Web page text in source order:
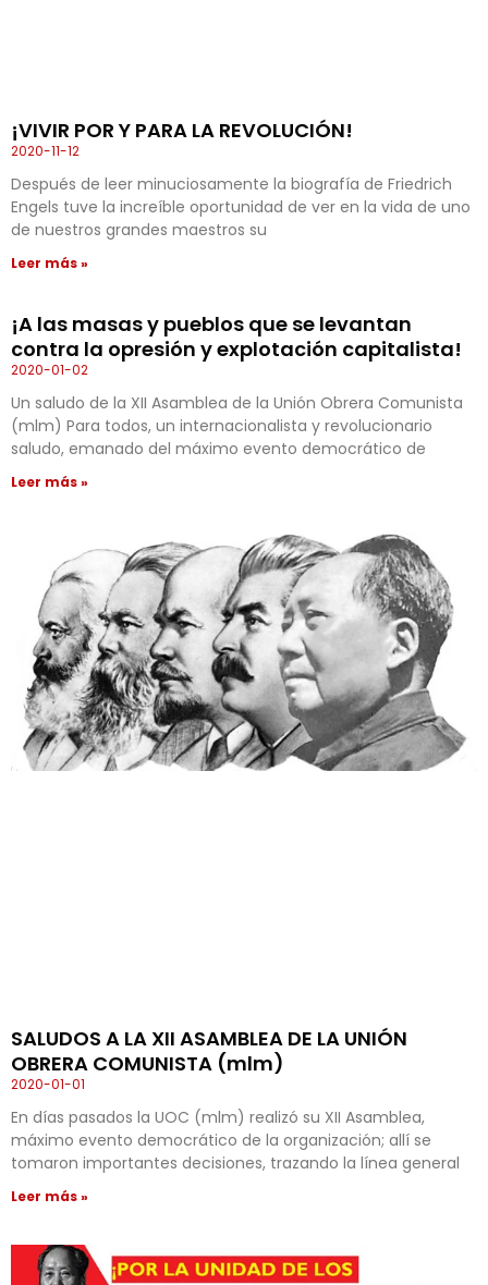
¡VIVIR POR Y PARA LA REVOLUCIÓN!
2020-11-12
Después de leer minuciosamente la biografía de Friedrich
Engels tuve la increíble oportunidad de ver en la vida de uno
de nuestros grandes maestros su
Leer más »
¡A las masas y pueblos que se levantan
contra la opresión y explotación capitalista!
2020-01-02
Un saludo de la XII Asamblea de la Unión Obrera Comunista
(mlm) Para todos, un internacionalista y revolucionario
saludo, emanado del máximo evento democrático de
Leer más »
SALUDOS A LA XII ASAMBLEA DE LA UNIÓN
OBRERA COMUNISTA (mlm)
2020-01-01
En días pasados la UOC (mlm) realizó su XII Asamblea,
máximo evento democrático de la organización; allí se
tomaron importantes decisiones, trazando la línea general
Leer más »